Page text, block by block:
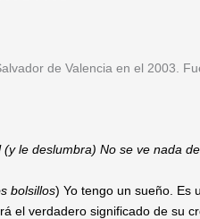
de Valencia en el 2003.
le deslumbra) No se ve nada
bolsillos) Yo tengo un sueño. Es
el verdadero significado de su